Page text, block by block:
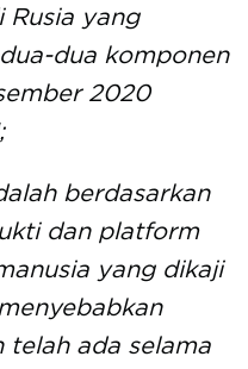
Rusia yang
dua komponen
2020
berdasarkan
dan platform
yang dikaji
telah ada selama